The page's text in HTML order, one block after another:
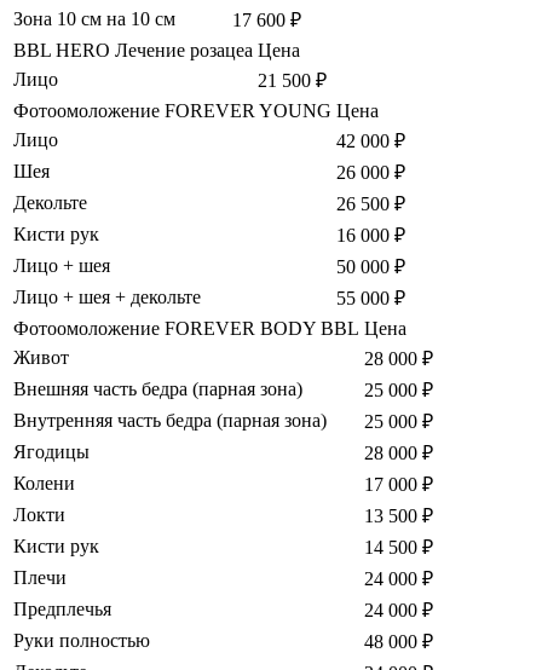
Зона 10 см на 10 см
17 600 ₽
BBL HERO Лечение розацеа Цена
Лицо
21 500 ₽
Фотоомоложение FOREVER YOUNG Цена
Лицо
42 000 ₽
Шея
26 000 ₽
Декольте
26 500 ₽
Кисти рук
16 000 ₽
Лицо + шея
50 000 ₽
Лицо + шея + декольте
55 000 ₽
Фотоомоложение FOREVER BODY BBL Цена
Живот
28 000 ₽
Внешняя часть бедра (парная зона)
25 000 ₽
Внутренняя часть бедра (парная зона)
25 000 ₽
Ягодицы
28 000 ₽
Колени
17 000 ₽
Локти
13 500 ₽
Кисти рук
14 500 ₽
Плечи
24 000 ₽
Предплечья
24 000 ₽
Руки полностью
48 000 ₽